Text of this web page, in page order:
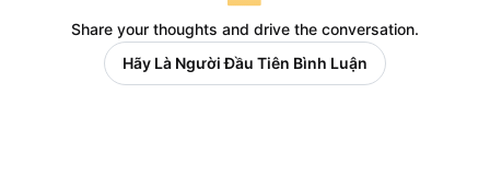
Share your thoughts and drive the conversation.
Hãy Là Người Đầu Tiên Bình Luận